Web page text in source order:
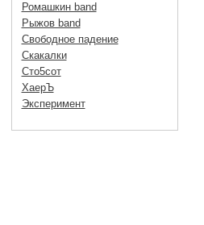
Ромашкин band
Рыжов band
Свободное падение
Скакалки
Сто5сот
ХаерЪ
Эксперимент